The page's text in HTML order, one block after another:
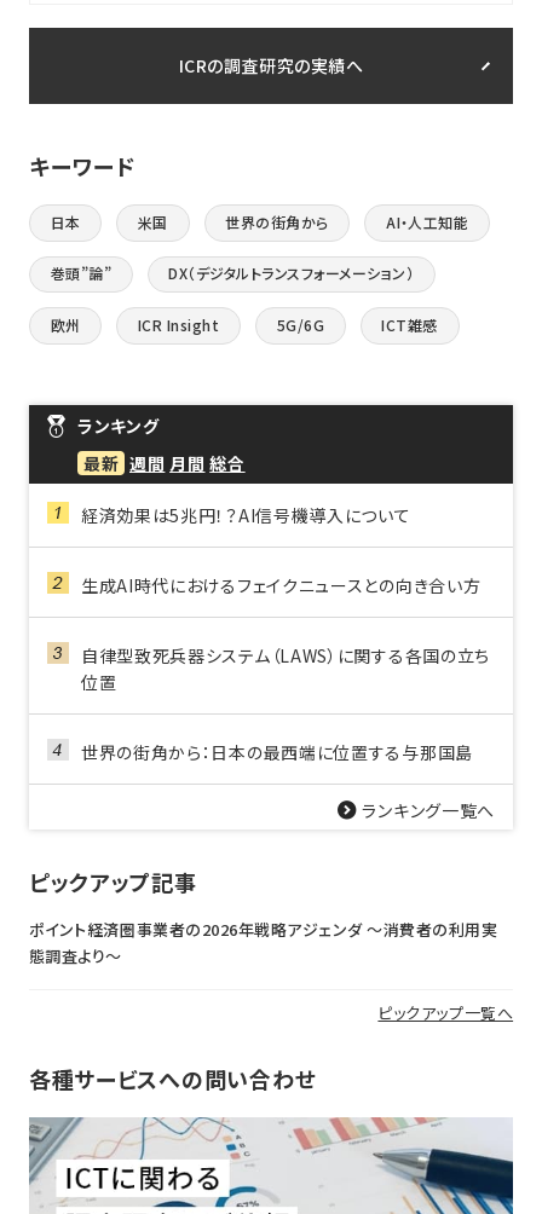
ICRの調査研究の実績へ
キーワード
日本 米国 世界の街角から AI・人工知能
巻頭”論” DX（デジタルトランスフォーメーション）
欧州 ICR Insight 5G/6G ICT雑感
ランキング
最新 週間 月間 総合
経済効果は5兆円！？AI信号機導入について
生成AI時代におけるフェイクニュースとの向き合い方
自律型致死兵器システム（LAWS）に関する各国の立ち
位置
世界の街角から：日本の最西端に位置する与那国島
ランキング一覧へ
ピックアップ記事
ポイント経済圏事業者の2026年戦略アジェンダ 〜消費者の利用実
態調査より〜
ピックアップ一覧へ
各種サービスへの問い合わせ